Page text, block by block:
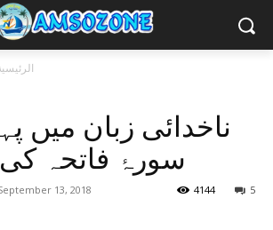
ناخدائی زبان میں
سورۂ فاتحہ
13, 2018 5
4144